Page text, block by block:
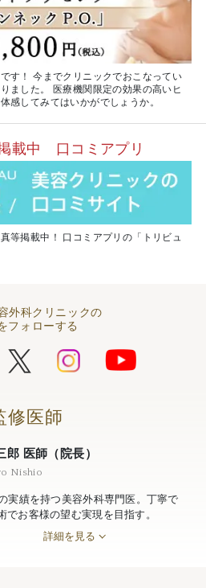
す！ 今までクリニックでおこなってい
ました。 医療機関限定の効果の高いヒ
感してみてはいかがでしょうか。
載中 口コミアプリ
等掲載中！ 口コミアプリの「トリビュ
外科クリニックの
フォローする
修医師
郎 医師（院長）
Nishio
実績を持つ美容外科専門医。丁寧で
でお客様の望む実現を目指す。
詳細を見る